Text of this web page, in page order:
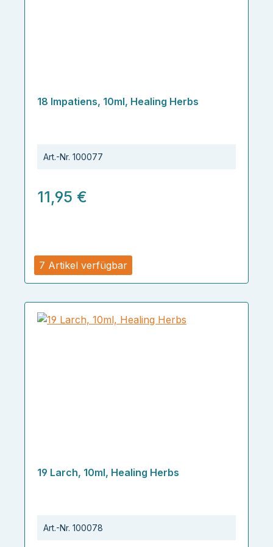
7 Artikel verfügbar
18 Impatiens, 10ml, Healing Herbs
Art.-Nr. 100077
11,95 €
19 Larch, 10ml, Healing Herbs
Art.-Nr. 100078